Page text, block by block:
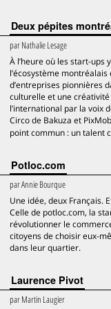
Deux pépites
parNathalie Lesage
À l’heure où les start-ups
l’écosystème
d’entreprises pionnières
culturelle et une
l’international par la voix
Circo de Bakuza et
point commun : un talent
Potloc.com
parAnnie Bourque
Une idée, deux Français.
Celle de potloc.com, la
révolutionner le
citoyens de choisir eux-
dans leur quartier.
Laurence Pivot
parMartin Laugier